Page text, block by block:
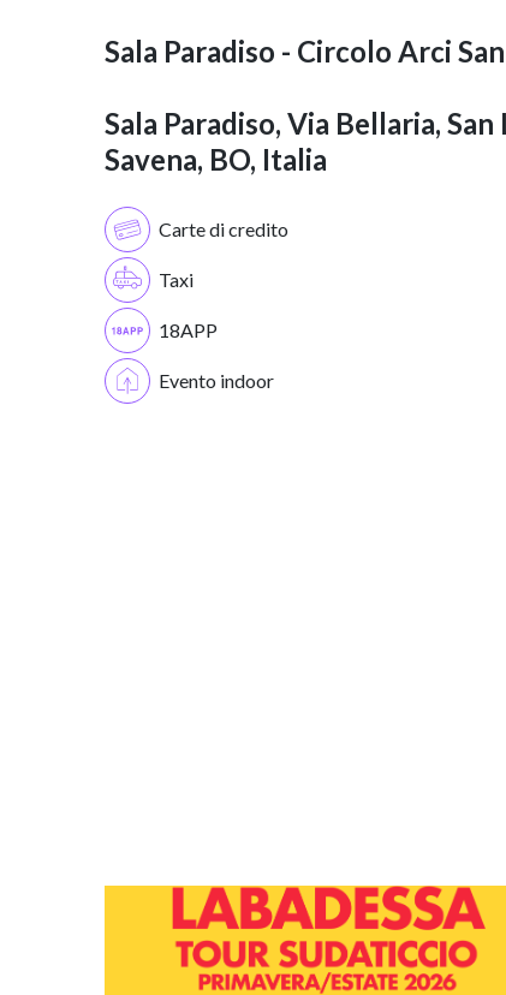
Sala Paradiso - Circolo Arci
Sala Paradiso, Via Bellaria, San
Savena, BO, Italia
Carte di credito
Taxi
18APP
Evento indoor